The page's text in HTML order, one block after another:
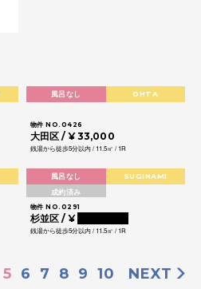
風呂なし OHTA
物件 NO.0426
大田区 / ¥ 33,000
銭湯から徒歩5分以内 / 11.5㎡ / 1R
風呂なし
SUGINAMI
成約済み
物件 NO.0291
杉並区 / ¥
銭湯から徒歩5分以内 / 11.5㎡ / 1R
5 6 7 8 9 10 NEXT